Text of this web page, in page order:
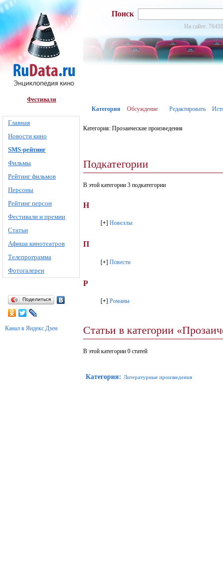
Фестивали
Главная
Новости кино
SMS-рейтинг
Фильмы
Рейтинг фильмов
Персоны
Рейтинг персон
Фестивали и премии
Статьи
Афиша кинотеатров
Телепрограмма
Фотогалереи
Поделиться
Канал в Яндекс.Дзен
Поиск
На сайте:
Категория Обсуждение Редактировать
Категория: Прозаические произведения
Подкатегории
В этой категории 3 подкатегории
Н
[+] Новеллы
П
[+] Повести
Р
[+] Романы
Статьи в категории
В этой категории 0 статей
Категория: Литературные произведения